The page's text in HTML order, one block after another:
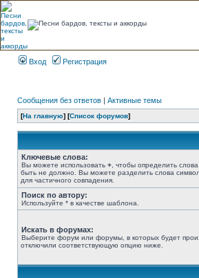
Вход Регистрация
Сообщения без ответов | Активные темы
[На главную] [Список форумов]
Ключевые слова:
Вы можете использовать + , чтобы определить
быть не должно. Вы можете разделить слова
для частичного совпадения.
Поиск по автору:
Используйте * в качестве шаблона.
Искать в форумах:
Выберите форум или форумы, в которых будет
отключили соответствующую опцию ниже.